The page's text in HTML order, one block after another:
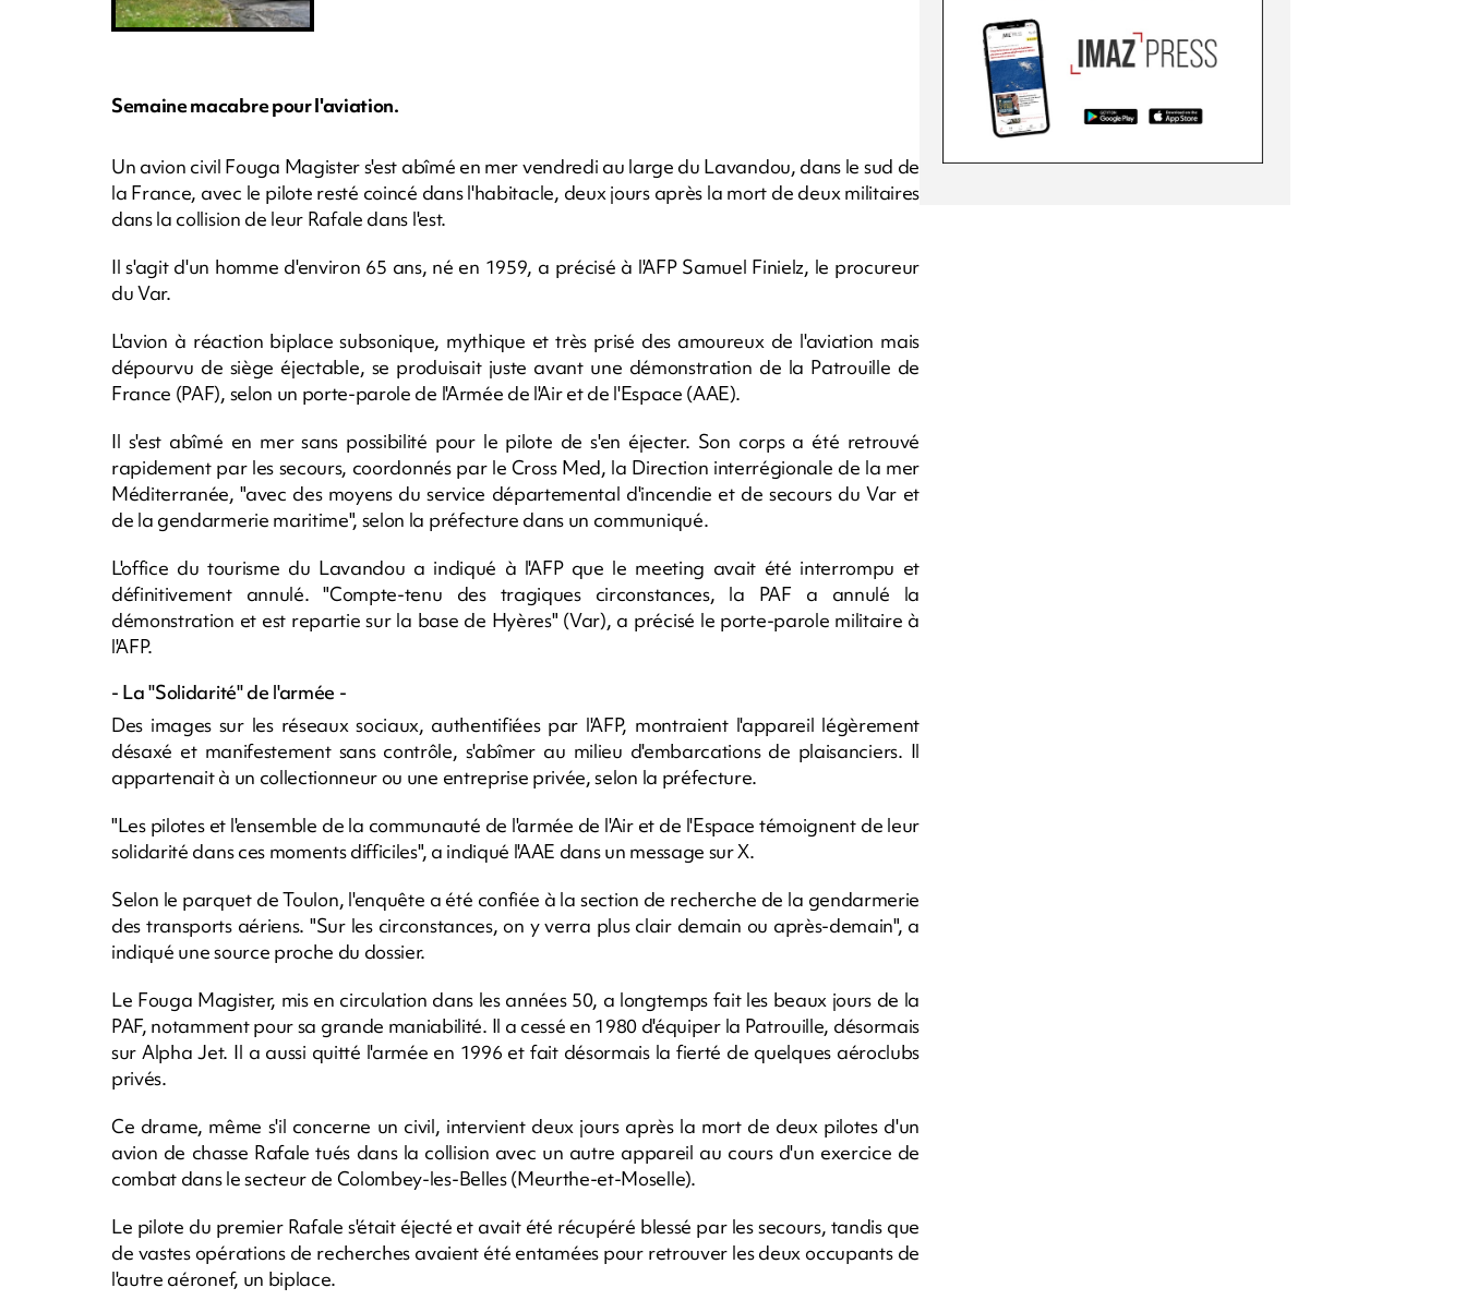
Semaine macabre pour l'aviation.
Un avion civil Fouga Magister s'est abîmé en mer vendredi au large du Lavandou, dans le sud de
la France, avec le pilote resté coincé dans l'habitacle, deux jours après la mort de deux militaires
dans la collision de leur Rafale dans l'est.
Il s'agit d'un homme d'environ 65 ans, né en 1959, a précisé à l'AFP Samuel Finielz, le procureur
du Var.
L'avion à réaction biplace subsonique, mythique et très prisé des amoureux de l'aviation mais
dépourvu de siège éjectable, se produisait juste avant une démonstration de la Patrouille de
France (PAF), selon un porte-parole de l'Armée de l'Air et de l'Espace (AAE).
Il s'est abîmé en mer sans possibilité pour le pilote de s'en éjecter. Son corps a été retrouvé
rapidement par les secours, coordonnés par le Cross Med, la Direction interrégionale de la mer
Méditerranée, "avec des moyens du service départemental d'incendie et de secours du Var et
de la gendarmerie maritime", selon la préfecture dans un communiqué.
L'office du tourisme du Lavandou a indiqué à l'AFP que le meeting avait été interrompu et
définitivement annulé. "Compte-tenu des tragiques circonstances, la PAF a annulé la
démonstration et est repartie sur la base de Hyères" (Var), a précisé le porte-parole militaire à
l'AFP.
- La "Solidarité" de l'armée -
Des images sur les réseaux sociaux, authentifiées par l'AFP, montraient l'appareil légèrement
désaxé et manifestement sans contrôle, s'abîmer au milieu d'embarcations de plaisanciers. Il
appartenait à un collectionneur ou une entreprise privée, selon la préfecture.
"Les pilotes et l'ensemble de la communauté de l'armée de l'Air et de l'Espace témoignent de leur
solidarité dans ces moments difficiles", a indiqué l'AAE dans un message sur X.
Selon le parquet de Toulon, l'enquête a été confiée à la section de recherche de la gendarmerie
des transports aériens. "Sur les circonstances, on y verra plus clair demain ou après-demain", a
indiqué une source proche du dossier.
Le Fouga Magister, mis en circulation dans les années 50, a longtemps fait les beaux jours de la
PAF, notamment pour sa grande maniabilité. Il a cessé en 1980 d'équiper la Patrouille, désormais
sur Alpha Jet. Il a aussi quitté l'armée en 1996 et fait désormais la fierté de quelques aéroclubs
privés.
Ce drame, même s'il concerne un civil, intervient deux jours après la mort de deux pilotes d'un
avion de chasse Rafale tués dans la collision avec un autre appareil au cours d'un exercice de
combat dans le secteur de Colombey-les-Belles (Meurthe-et-Moselle).
Le pilote du premier Rafale s'était éjecté et avait été récupéré blessé par les secours, tandis que
de vastes opérations de recherches avaient été entamées pour retrouver les deux occupants de
l'autre aéronef, un biplace.